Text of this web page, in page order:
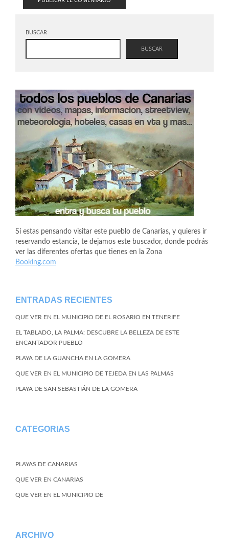
BUSCAR
BUSCAR
Si estas pensando visitar este pueblo de Canarias, y quieres ir
reservando estancia, te dejamos este buscador, donde podrás
ver las diferentes ofertas que tienes en la Zona
Booking.com
ENTRADAS RECIENTES
QUE VER EN EL MUNICIPIO DE EL ROSARIO EN TENERIFE
EL TABLADO, LA PALMA: DESCUBRE LA BELLEZA DE ESTE
ENCANTADOR PUEBLO
PLAYA DE LA GUANCHA EN LA GOMERA
QUE VER EN EL MUNICIPIO DE TEJEDA EN LAS PALMAS
PLAYA DE SAN SEBASTIÁN DE LA GOMERA
CATEGORIAS
PLAYAS DE CANARIAS
QUE VER EN CANARIAS
QUE VER EN EL MUNICIPIO DE
ARCHIVO